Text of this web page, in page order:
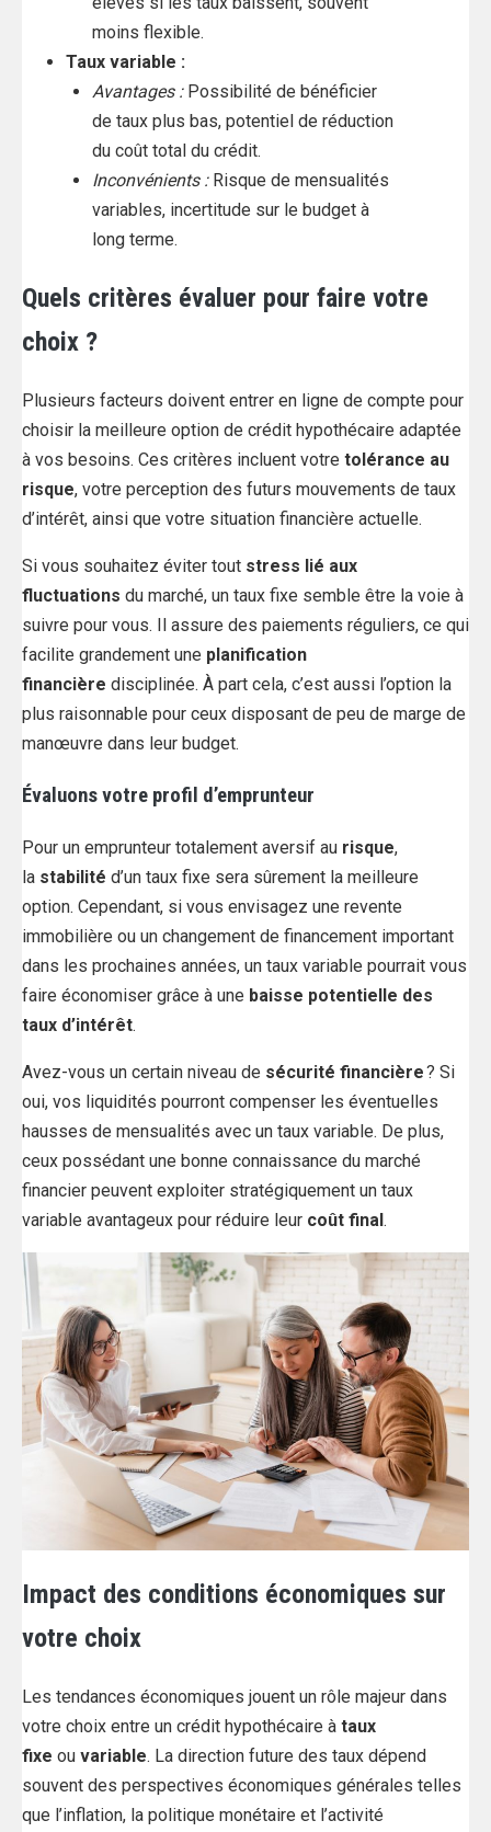
moins flexible.
Taux variable :
Avantages :Possibilité de bénéficier
de taux plus bas, potentiel de réduction
du coût total du crédit.
Inconvénients :Risque de mensualités
variables, incertitude sur le budget à
long terme.
Quels critères évaluer pour faire votre
choix ?
Plusieurs facteurs doivent entrer en ligne de compte pour
choisir la meilleure option de crédit hypothécaire adaptée
à vos besoins. Ces critères incluent votre tolérance au
risque, votre perception des futurs mouvements de taux
d’intérêt, ainsi que votre situation financière actuelle.
Si vous souhaitez éviter tout stress lié aux
fluctuations du marché, un taux fixe semble être la voie à
suivre pour vous. Il assure des paiements réguliers, ce qui
facilite grandement une planification
financière disciplinée. À part cela, c’est aussi l’option la
plus raisonnable pour ceux disposant de peu de marge de
manœuvre dans leur budget.
Évaluons votre profil d’emprunteur
Pour un emprunteur totalement aversif au risque,
la stabilité d’un taux fixe sera sûrement la meilleure
option. Cependant, si vous envisagez une revente
immobilière ou un changement de financement important
dans les prochaines années, un taux variable pourrait vous
faire économiser grâce à une baisse potentielle des
taux d’intérêt.
Avez-vous un certain niveau de sécurité financière? Si
oui, vos liquidités pourront compenser les éventuelles
hausses de mensualités avec un taux variable. De plus,
ceux possédant une bonne connaissance du marché
financier peuvent exploiter stratégiquement un taux
variable avantageux pour réduire leur coût final .
Impact des conditions économiques sur
votre choix
Les tendances économiques jouent un rôle majeur dans
votre choix entre un crédit hypothécaire à taux
fixe ou variable. La direction future des taux dépend
souvent des perspectives économiques générales telles
que l’inflation, la politique monétaire et l’activité